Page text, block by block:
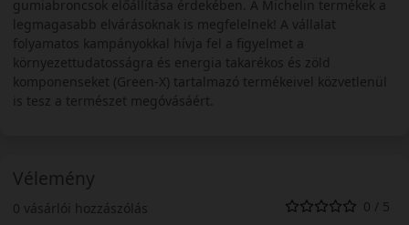
gumiabroncsok előállítása érdekében. A Michelin termékek a
legmagasabb elvárásoknak is megfelelnek! A vállalat
folyamatos kampányokkal hívja fel a figyelmet a
környezettudatosságra és energia takarékos és zöld
komponenseket (Green-X) tartalmazó termékeivel közvetlenül
is tesz a természet megóvásáért.
Vélemény
0 vásárlói hozzászólás 0 / 5